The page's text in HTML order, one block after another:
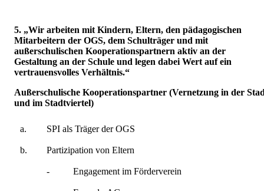
5. „Wir arbeiten mit Kindern, Eltern, den pädagogischen
Mitarbeitern der OGS, dem Schulträger und mit
außerschulischen Kooperationspartnern aktiv an der
Gestaltung an der Schule und legen dabei Wert auf ein
vertrauensvolles Verhältnis.“
Außerschulische Kooperationspartner (Vernetzung in der
und im Stadtviertel)
a. SPI als Träger der OGS
b. Partizipation von Eltern
- Engagement im Förderverein